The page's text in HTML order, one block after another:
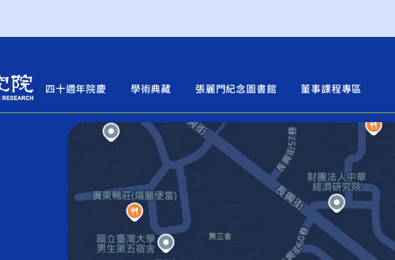
四十週年院慶 學術典藏 張麗門紀念圖書館 董事課程專區